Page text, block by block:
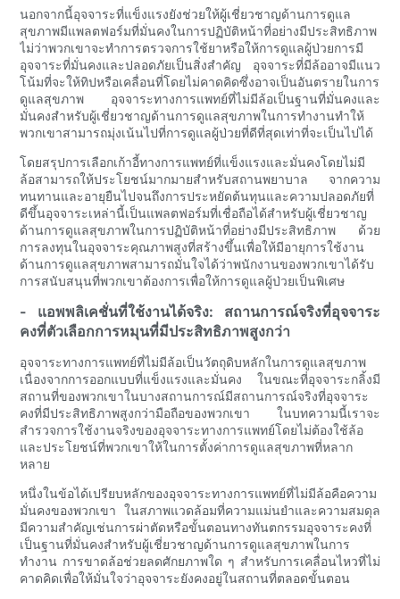
นอกจากนี้อุจจาระที่แข็งแรงยังช่วยให้ผู้เชี่ยวชาญด้านการดูแล
สุขภาพมีแพลตฟอร์มที่มั่นคงในการปฏิบัติหน้าที่อย่างมีประสิทธิภาพ
ไม่ว่าพวกเขาจะทำการตรวจการใช้ยาหรือให้การดูแลผู้ป่วยการมี
อุจจาระที่มั่นคงและปลอดภัยเป็นสิ่งสำคัญ อุจจาระที่มีล้ออาจมีแนว
โน้มที่จะให้ทิปหรือเคลื่อนที่โดยไม่คาดคิดซึ่งอาจเป็นอันตรายในการ
ดูแลสุขภาพ อุจจาระทางการแพทย์ที่ไม่มีล้อเป็นฐานที่มั่นคงและ
มั่นคงสำหรับผู้เชี่ยวชาญด้านการดูแลสุขภาพในการทำงานทำให้
พวกเขาสามารถมุ่งเน้นไปที่การดูแลผู้ป่วยที่ดีที่สุดเท่าที่จะเป็นไปได้
โดยสรุปการเลือกเก้าอี้ทางการแพทย์ที่แข็งแรงและมั่นคงโดยไม่มี
ล้อสามารถให้ประโยชน์มากมายสำหรับสถานพยาบาล จากความ
ทนทานและอายุยืนไปจนถึงการประหยัดต้นทุนและความปลอดภัยที่
ดีขึ้นอุจจาระเหล่านี้เป็นแพลตฟอร์มที่เชื่อถือได้สำหรับผู้เชี่ยวชาญ
ด้านการดูแลสุขภาพในการปฏิบัติหน้าที่อย่างมีประสิทธิภาพ ด้วย
การลงทุนในอุจจาระคุณภาพสูงที่สร้างขึ้นเพื่อให้มีอายุการใช้งาน
ด้านการดูแลสุขภาพสามารถมั่นใจได้ว่าพนักงานของพวกเขาได้รับ
การสนับสนุนที่พวกเขาต้องการเพื่อให้การดูแลผู้ป่วยเป็นพิเศษ
- แอพพลิเคชั่นที่ใช้งานได้จริง: สถานการณ์จริงที่อุจจาระ
คงที่ตัวเลือกการหมุนที่มีประสิทธิภาพสูงกว่า
อุจจาระทางการแพทย์ที่ไม่มีล้อเป็นวัตถุดิบหลักในการดูแลสุขภาพ
เนื่องจากการออกแบบที่แข็งแรงและมั่นคง ในขณะที่อุจจาระกลิ้งมี
สถานที่ของพวกเขาในบางสถานการณ์มีสถานการณ์จริงที่อุจจาระ
คงที่มีประสิทธิภาพสูงกว่ามือถือของพวกเขา ในบทความนี้เราจะ
สำรวจการใช้งานจริงของอุจจาระทางการแพทย์โดยไม่ต้องใช้ล้อ
และประโยชน์ที่พวกเขาให้ในการตั้งค่าการดูแลสุขภาพที่หลาก
หลาย
หนึ่งในข้อได้เปรียบหลักของอุจจาระทางการแพทย์ที่ไม่มีล้อคือความ
มั่นคงของพวกเขา ในสภาพแวดล้อมที่ความแม่นยำและความสมดุล
มีความสำคัญเช่นการผ่าตัดหรือขั้นตอนทางทันตกรรมอุจจาระคงที่
เป็นฐานที่มั่นคงสำหรับผู้เชี่ยวชาญด้านการดูแลสุขภาพในการ
ทำงาน การขาดล้อช่วยลดศักยภาพใด ๆ สำหรับการเคลื่อนไหวที่ไม่
คาดคิดเพื่อให้มั่นใจว่าอุจจาระยังคงอยู่ในสถานที่ตลอดขั้นตอน